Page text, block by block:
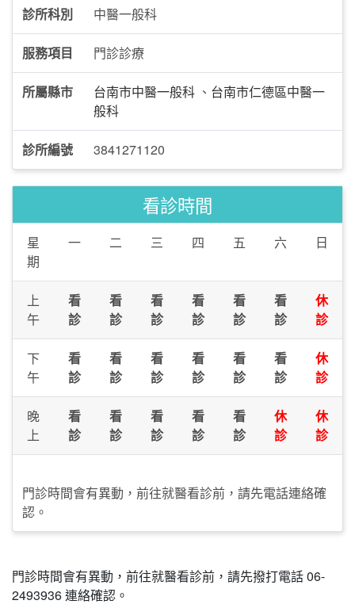
診所科別 中醫一般科
服務項目 門診診療
所屬縣市 台南市中醫一般科 、 台南市仁德區中醫一
般科
診所編號 3841271120
看診時間
星
期
一 二 三 四 五 六 日
上
午
看
診
看
診
看
診
看
診
看
診
看
診
休
診
下
午
看
診
看
診
看
診
看
診
看
診
看
診
休
診
晚
上
看
診
看
診
看
診
看
診
看
診
休
診
休
診
門診時間會有異動，前往就醫看診前，請先電話連絡確
認。
門診時間會有異動，前往就醫看診前，請先撥打電話 06-
2493936 連絡確認。